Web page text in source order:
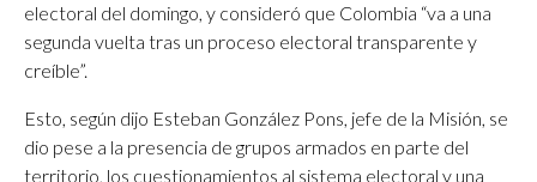
electoral del domingo, y consideró que Colombia “va a una
segunda vuelta tras un proceso electoral transparente y
creíble”.
Esto, según dijo Esteban González Pons, jefe de la Misión, se
dio pese a la presencia de grupos armados en parte del
territorio, los cuestionamientos al sistema electoral y una